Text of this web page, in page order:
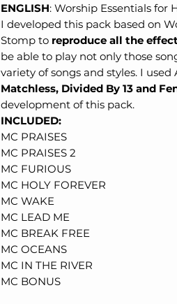
ENGLISH: Worship Essentials for
I developed this pack based on
Stomp to reproduce all the
be able to play not only those
variety of songs and styles. I used
Matchless, Divided By 13 and
development of this pack.
INCLUDED:
MC PRAISES
MC PRAISES 2
MC FURIOUS
MC HOLY FOREVER
MC WAKE
MC LEAD ME
MC BREAK FREE
MC OCEANS
MC IN THE RIVER
MC BONUS